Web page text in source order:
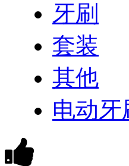
牙刷
套装
其他
电动牙